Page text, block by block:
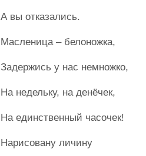
А вы отказались.
Масленица – белоножка,
Задержись у нас немножко,
На недельку, на денёчек,
На единственный часочек!
Нарисовану личину